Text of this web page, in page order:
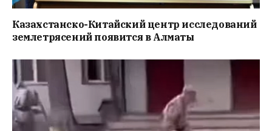
Казахстанско-Китайский центр исследований
землетрясений появится в Алматы